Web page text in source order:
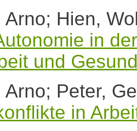
Arno; Hien,
in
und
Arno; Peter,
in